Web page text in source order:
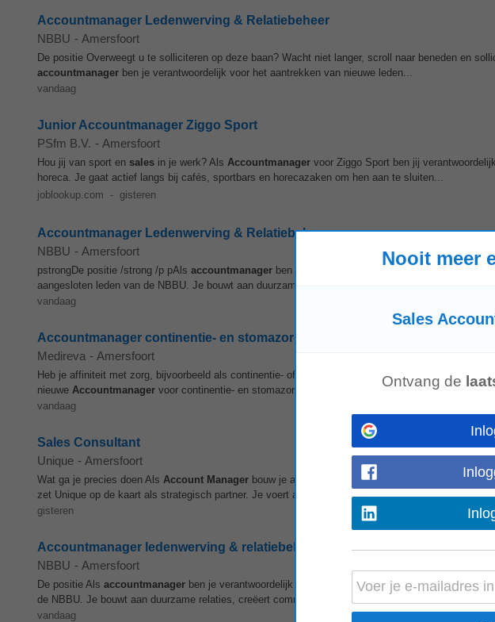
Accountmanager Ledenwerving & Relatiebeheer
NBBU - Amersfoort
De positie Overweegt u te solliciteren op deze baan? Wacht niet langer, scroll naar beneden en
accountmanager ben je verantwoordelijk voor het aantrekken van nieuwe leden...
vandaag
Junior Accountmanager Ziggo Sport
PSfm B.V. - Amersfoort
Hou jij van sport en sales in je werk? Als Accountmanager voor Ziggo Sport ben jij
horeca. Je gaat actief langs bij cafés, sportbars en horecazaken om hen aan te sluiten...
joblookup.com - gisteren
Accountmanager Ledenwerving & Relatiebeheer
NBBU - Amersfoort
pstrongDe positie /strong /p pAls accountmanager ben je verantwoordelijk voor het aantrekken
aangesloten leden van de NBBU. Je bouwt aan duurzame relaties, creëert commerciële kansen...
vandaag
Accountmanager continentie- en stomazorg
Medireva - Amersfoort
Heb je affiniteit met zorg, bijvoorbeeld als continentie- of stomaverpleegkundige, en beschik je
nieuwe Accountmanager voor continentie- en stomazorg in regio Zuid-Oost Nederland! Over de
vandaag
Sales Consultant
Unique - Amersfoort
Wat ga je precies doen Als Account Manager bouw je actief aan je eigen klantenportefeuille. Jij
zet Unique op de kaart als strategisch partner. Je voert adviesgesprekken, deelt...
gisteren
Accountmanager ledenwerving & relatiebeheer
NBBU - Amersfoort
De positie Als accountmanager ben je verantwoordelijk voor het aantrekken van nieuwe leden en
de NBBU. Je bouwt aan duurzame relaties, creëert commerciële kansen en vertegenwoordigt de
vandaag
Nooit meer
Sales
Ontvang de